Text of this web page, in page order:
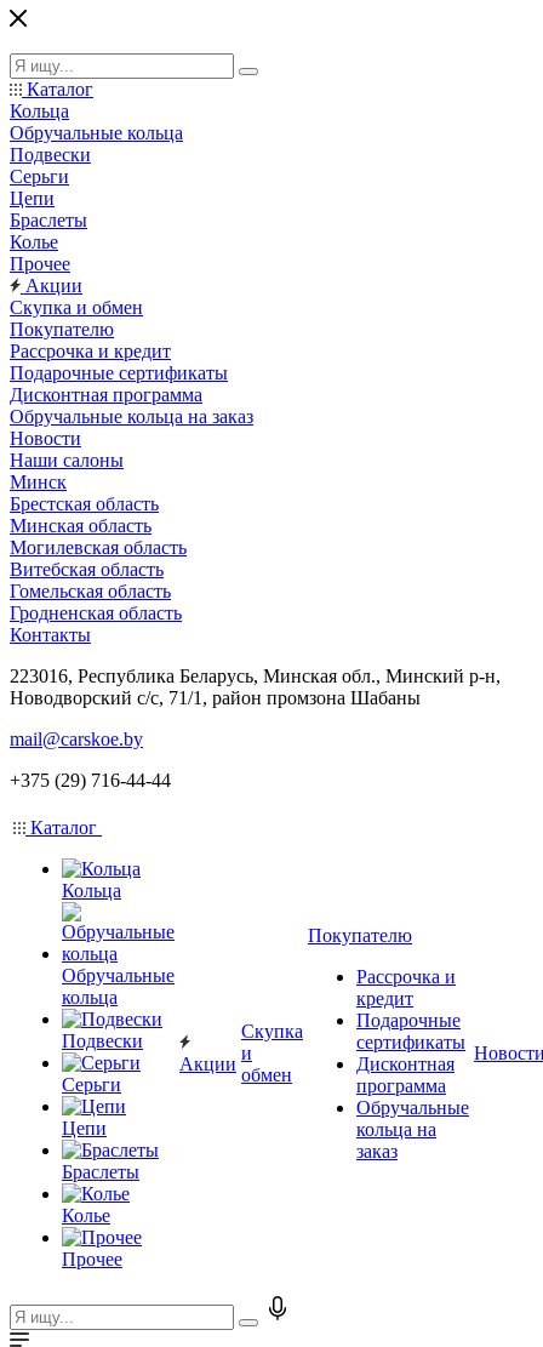
Каталог
Кольца
Обручальные кольца
Подвески
Серьги
Цепи
Браслеты
Колье
Прочее
Акции
Скупка и обмен
Покупателю
Рассрочка и кредит
Подарочные сертификаты
Дисконтная программа
Обручальные кольца на заказ
Новости
Наши салоны
Минск
Брестская область
Минская область
Могилевская область
Витебская область
Гомельская область
Гродненская область
Контакты
223016, Республика Беларусь, Минская обл., Минский р-н,
Новодворский с/с, 71/1, район промзона Шабаны
mail@carskoe.by
+375 (29) 716-44-44
Каталог
Кольца
Обручальные
кольца
Подвески
Серьги
Цепи
Браслеты
Колье
Прочее
Акции
Скупка
и
обмен
Покупателю
Рассрочка и
кредит
Подарочные
сертификаты
Дисконтная
программа
Обручальные
кольца на
заказ